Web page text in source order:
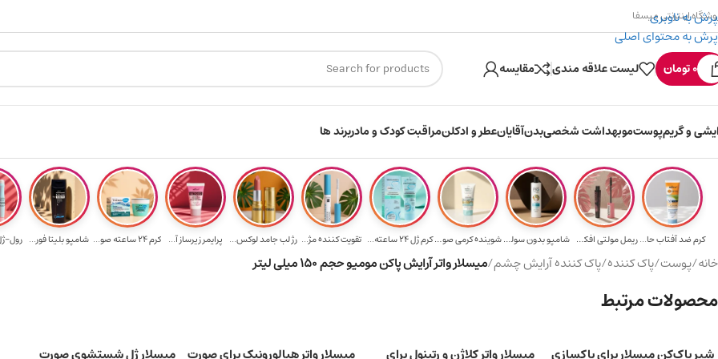
پرش به ناوبری
پرش به محتوای اصلی
هدیه برای خرید های بالای ۵ میلیون تومن ارسال رایگان برای خرید ۳.۵ میلیون به یالا ۳۰۰ میسکوین (۳۰ هزار تومن) هدیه خرید اول
اینترنتی میسفا
0تومان لیست علاقه مندی مقایسه
و گریمپوستموبهداشت شخصیبدنآقایانعطر و ادکلنمراقبت کودک و مادربرند ها
کرم ضد آفتاب حا... ریمل مولتی افکت... شامپو بدون سولف... شوینده کرمی صور...کرم ژل ۲۴ ساعته... تقویت‌ کننده مژ... رژ لب جامد لوکس... پرایمر زیرساز آ... کرم 24 ساعته صو... شامپو بلیتا فور... رول-
خانه/پوست/پاک کننده/پاک کننده آرایش چشم/میسلار واتر آرایش پاکن مومیو حجم ۱۵۰ میلی لیتر
محصولات مرتبط
شیر پاک‌کن میسلار برای پاکسازی میسلار واتر کلاژن و رتینول برای میسلار واتر هیالورونیک برای صورت میسلار ژل شستشوی صورت